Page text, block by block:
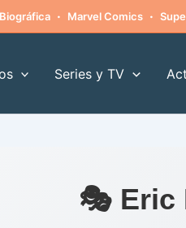
Biográfica · Marvel Comics ·
Series y TV
🎭 Eric